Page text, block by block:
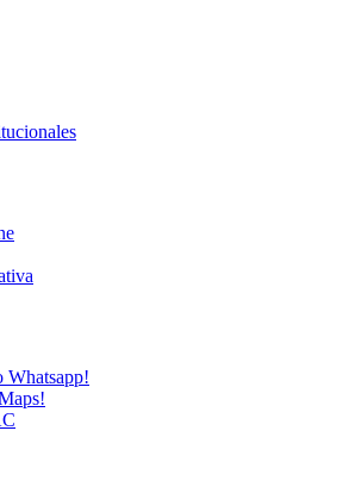
Whatsapp!